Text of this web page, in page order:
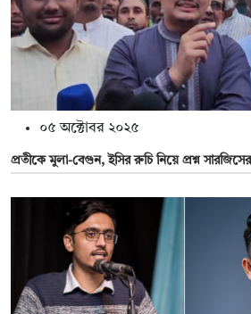
০৫ অক্টোবর ২০২৫
প্রতীকে মুলা-বেগুন, ইসির রুচি নিয়ে প্রশ্ন সারজিসের